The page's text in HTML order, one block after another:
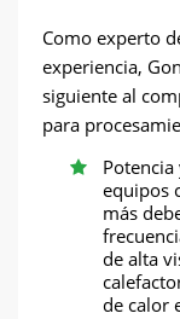
Como experto
experiencia,
siguiente al
para
equipos
más
de alta
de calor